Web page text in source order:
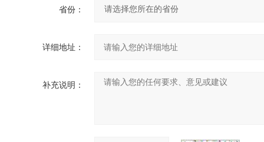
省份：
详细地址：
补充说明：